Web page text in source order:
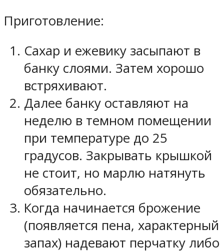
Приготовление:
Сахар и ежевику засыпают в
банку слоями. Затем хорошо
встряхивают.
Далее банку оставляют на
неделю в темном помещении
при температуре до 25
градусов. Закрывать крышкой
не стоит, но марлю натянуть
обязательно.
Когда начинается брожение
(появляется пена, характерный
запах) надевают перчатку либо